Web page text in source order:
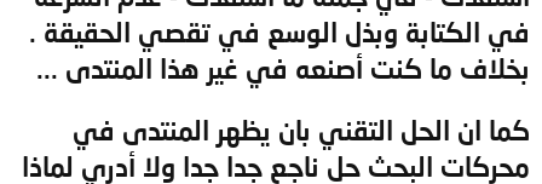
في الكتابة وبذل الوسع في تقصي الحقيقة .
بخلاف ما كنت أصنعه في غير هذا المنتدى ...
كما ان الحل التقني بان يظهر المنتدى في
محركات البحث حل ناجع جدا جدا ولا أدري لماذا